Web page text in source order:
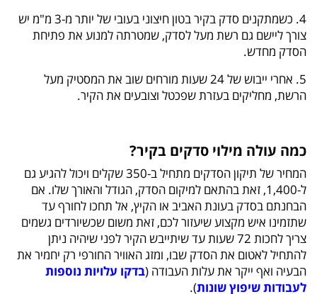
4. כשמתקנים סדק בקיר בטון חיצוני בעובי של יותר מ-3 מ"מ יש
צורך ליישם גם רשת מעל לסדק, שמטרתה למנוע את פתיחת
הסדק מחדש.
5. אחרי ייבוש של 24 שעות מורחים שוב את המסטיק מעל
הרשת, מחליקים בעזרת שפכטל וצובעים את הקיר.
כמה עולה מילוי סדקים בקיר?
המחיר של תיקון הסדקים מתחיל ב-350 שקלים ויכול להגיע גם
ל-1,400, זאת בהתאם למיקום הסדק, הגודל והאורך שלו. אם
הבחנתם בסדק בעונת האביב או הקיץ, אל תחכו לחורף עד
שתזמינו איש מקצוע שיעזור לכם, זאת משום שכשיורדים גשמים
צריך לחכות 72 שעות עד שיתייבש הקיר לפני שיהיה ניתן
להתחיל לאטום את הסדק שבו, ומזג האוויר החורפי רק יחמיר את
הבעיה ואף ייקר את עלות העבודה (בדקו עלויות נוספות
לעבודות שיפוץ שונות).